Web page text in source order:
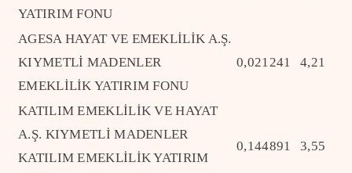
YATIRIM FONU
AGESA HAYAT VE EMEKLİLİK A.Ş.
KIYMETLİ MADENLER
EMEKLİLİK YATIRIM FONU
0,021241 4,21
KATILIM EMEKLİLİK VE HAYAT
A.Ş. KIYMETLİ MADENLER
KATILIM EMEKLİLİK YATIRIM
0,144891 3,55